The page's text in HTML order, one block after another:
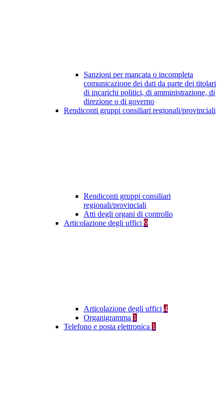
Sanzioni per mancata o incompleta
comunicazione dei dati da parte dei titolari
di incarichi politici, di amministrazione, di
direzione o di governo
Rendiconti gruppi consiliari regionali/provinciali
Rendiconti gruppi consiliari
regionali/provinciali
Atti degli organi di controllo
Articolazione degli uffici 9
Articolazione degli uffici 4
Organigramma 1
Telefono e posta elettronica 1